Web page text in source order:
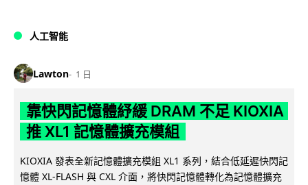
人工智能
Lawton 1 日
靠快閃記憶體紓緩 DRAM 不足 KIOXIA
推 XL1 記憶體擴充模組
KIOXIA 發表全新記憶體擴充模組 XL1 系列，結合低延遲快閃記
憶體 XL-FLASH 與 CXL 介面，將快閃記憶體轉化為記憶體擴充